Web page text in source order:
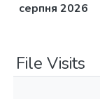
серпня 2026
File Visits